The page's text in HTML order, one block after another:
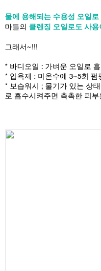
물에 용해되는 수용성 오일로
마들의 클렌징 오일로도 사
그래서~!!!
* 바디오일 : 가벼운 오일로
* 입욕제 : 미온수에 3~5회
* 보습워시 ; 물기가 있는 상
로 흡수시켜주면 촉촉한 피